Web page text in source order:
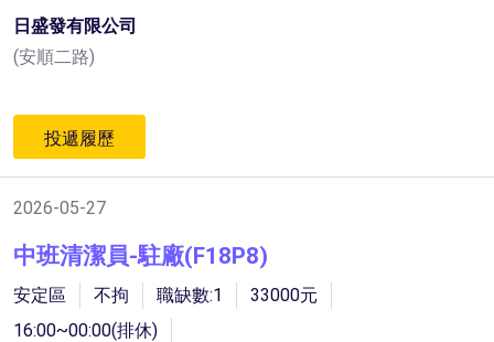
日盛發有限公司
(安順二路)
投遞履歷
2026-05-27
中班清潔員-駐廠(F18P8)
安定區 不拘 職缺數:1
33000元
16:00~00:00(排休)